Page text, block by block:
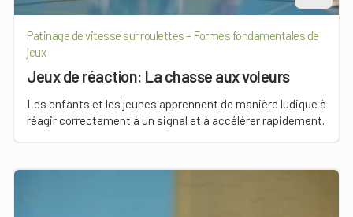
Patinage de vitesse sur roulettes – Formes fondamentales de
jeux
Jeux de réaction: La chasse aux voleurs
Les enfants et les jeunes apprennent de manière ludique à
réagir correctement à un signal et à accélérer rapidement.